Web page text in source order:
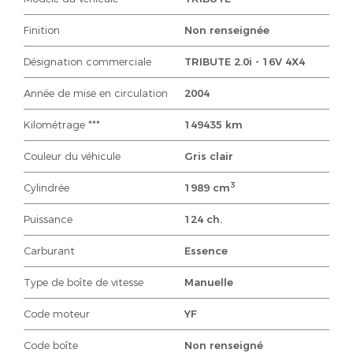
Finition Non renseignée
Désignation commerciale TRIBUTE 2.0i - 16V 4X4
Année de mise en circulation 2004
Kilométrage *** 149435 km
Couleur du véhicule Gris clair
Cylindrée 1989 cm3
Puissance 124 ch.
Carburant Essence
Type de boîte de vitesse Manuelle
Code moteur YF
Code boîte Non renseigné